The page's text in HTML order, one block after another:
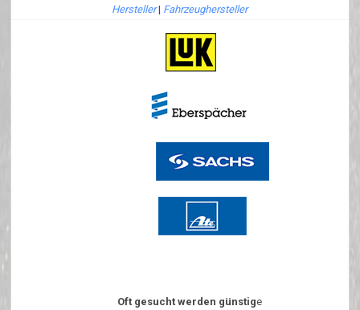
Hersteller| Fahrzeughersteller
Oft gesucht werden günstige